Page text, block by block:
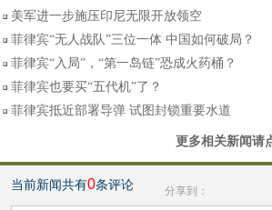
美军进一步施压印尼无限开放领空
菲律宾“无人战队”三位一体 中国如何破局？
菲律宾“入局”，“第一岛链”恐成火药桶？
菲律宾也要买“五代机”了？
菲律宾抵近部署导弹 试图封锁重要水道
更多相关新闻请
当前新闻共有0条评论 分享到：